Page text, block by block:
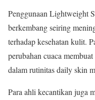
Penggunaan Lightweight
berkembang seiring
terhadap kesehatan kulit.
perubahan cuaca
dalam rutinitas daily skin
Para ahli kecantikan juga